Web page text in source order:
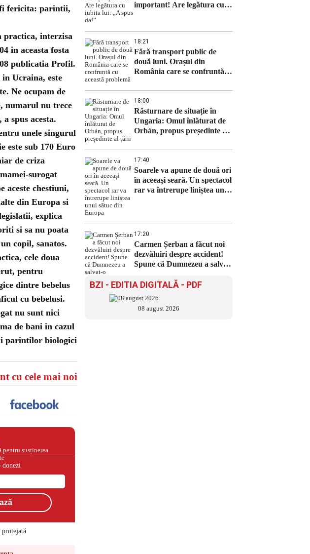
fi fericita: parintii,
practica, interzisa
in aceasta fosta
publicatia Profil.
Ucraina, este
Ne ocupam de
numarul nu trece
spus acesta.
unele singurul
este sub 170 Euro
de criza
surogat
aceste chestiuni,
din Europa si
explica
si sa nu poata
copil, sanatos.
cele doua
pentru
dintre bebelus
cu bebelusi.
nu sunt nici
de bani in cazul
parintilor biologici
cu cele mai noi
pentru susținerea
donezi
protejată
important! Are legătura cu
18:21
Fără transport public de
două luni. Orașul din
România care se confruntă
18:00
Răsturnare de situație în
Ungaria: Omul înlăturat de
Orbán, propus președinte al
17:40
Soarele va apune de două ori
în aceeași seară. Un spectacol
rar va întrerupe liniștea unui
17:20
Carmen Șerban a făcut noi
dezvăluiri despre accident!
Spune că Dumnezeu a salvat-
BZI - EDITIA DIGITALĂ - PDF
08 august 2026